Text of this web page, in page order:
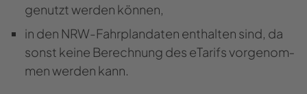
ge­nutzt wer­den kön­nen,
in den NRW-​Fahrplandaten ent­hal­ten sind, da
sonst keine Be­rech­nung des eTa­rifs vor­ge­nom­
men wer­den kann.